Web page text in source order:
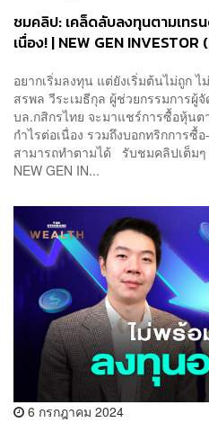
ชมคลิป: เคล็ดลับลงทุนตามเทร
เนื่อง! | NEW GEN INVESTOR
อยากเริ่มลงทุน แต่ยังเริ่มต้นไม่ถูก
สรพล วีระเมธีกุล ผู้ช่วยกรรมการผู้
บล.กสิกรไทย จะมาแชร์การซื้อหุ้น
กำไรต่อเนื่อง รวมถึงบอกทริกการซื้
สามารถทำตามได้ รับชมคลิปเต็ม
NEW GEN IN...
6 กรกฎาคม 2024